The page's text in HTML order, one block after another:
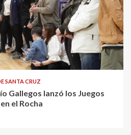
SANTA CRUZ
Gallegos lanzó los Juegos
el Rocha